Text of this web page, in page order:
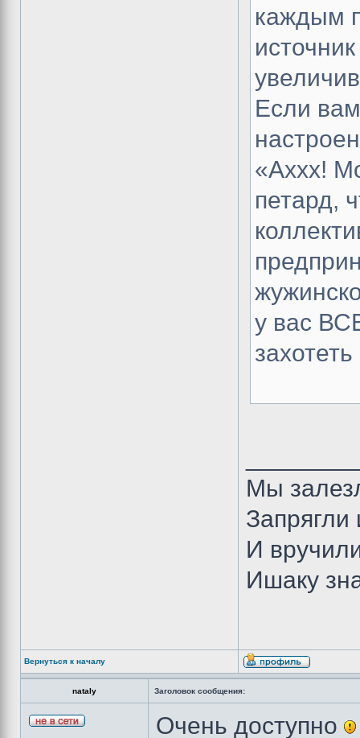
каждым
Если
«Аххх!
петард,
у вас
захотеть
Мы
И
Ишаку
Вернуться к началу
nataly Заголовок сообщения:
Очень доступно